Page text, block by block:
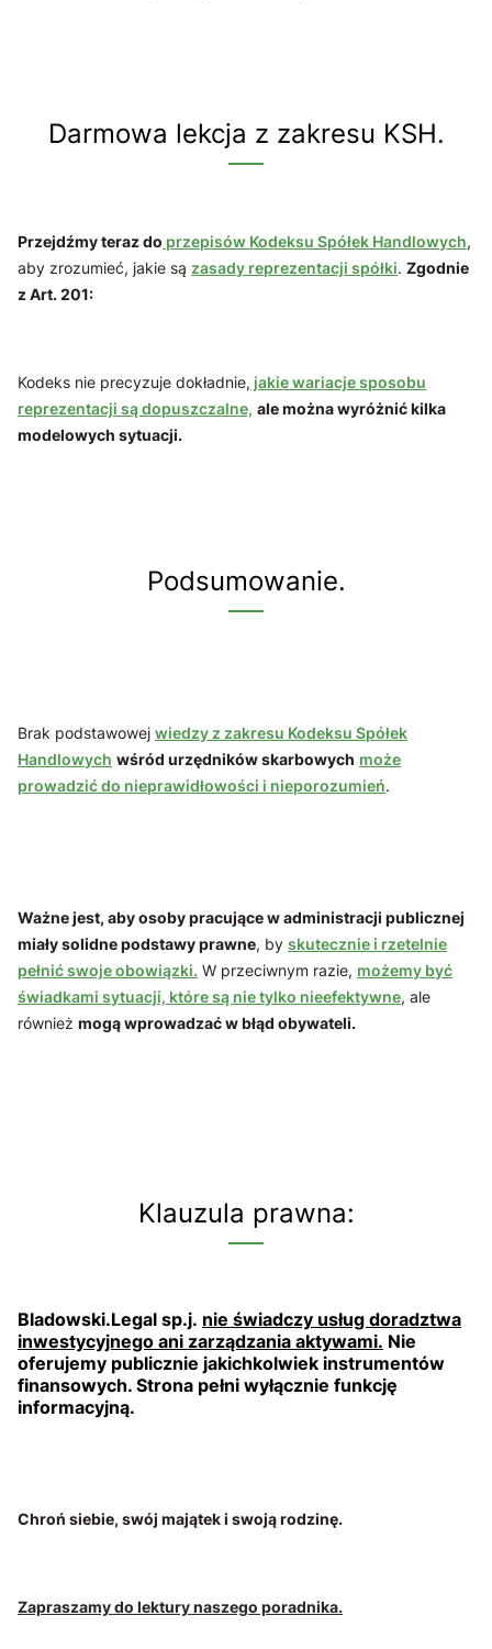
Darmowa lekcja z zakresu KSH.
Przejdźmy teraz do przepisów Kodeksu Spółek Handlowych,
aby zrozumieć, jakie są zasady reprezentacji spółki. Zgodnie
z Art. 201:
Kodeks nie precyzuje dokładnie, jakie wariacje sposobu
reprezentacji są dopuszczalne, ale można wyróżnić kilka
modelowych sytuacji.
Podsumowanie.
Brak podstawowej wiedzy z zakresu Kodeksu Spółek
Handlowych wśród urzędników skarbowych może
prowadzić do nieprawidłowości i nieporozumień.
Ważne jest, aby osoby pracujące w administracji publicznej
miały solidne podstawy prawne, by skutecznie i rzetelnie
pełnić swoje obowiązki. W przeciwnym razie, możemy być
świadkami sytuacji, które są nie tylko nieefektywne, ale
również mogą wprowadzać w błąd obywateli.
Klauzula prawna:
Bladowski.Legal sp.j. nie świadczy usług doradztwa
inwestycyjnego ani zarządzania aktywami. Nie
oferujemy publicznie jakichkolwiek instrumentów
finansowych. Strona pełni wyłącznie funkcję
informacyjną.
Chroń siebie, swój majątek i swoją rodzinę.
Zapraszamy do lektury naszego poradnika.